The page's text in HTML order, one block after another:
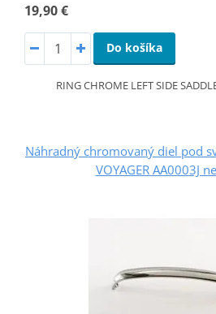
19,90 €
Do košíka
RING CHROME LEFT SIDE
Náhradný chromovaný diel pod
VOYAGER AA0003J